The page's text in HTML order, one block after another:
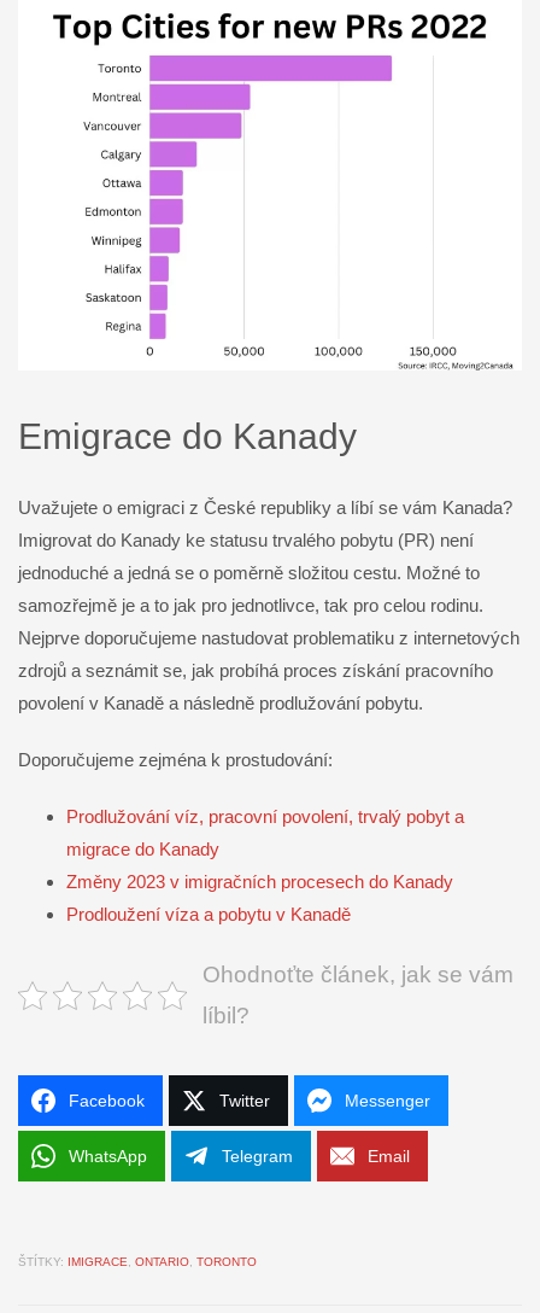
Emigrace do Kanady
Uvažujete o emigraci z České republiky a líbí se vám Kanada?
Imigrovat do Kanady ke statusu trvalého pobytu (PR) není
jednoduché a jedná se o poměrně složitou cestu. Možné to
samozřejmě je a to jak pro jednotlivce, tak pro celou rodinu.
Nejprve doporučujeme nastudovat problematiku z internetových
zdrojů a seznámit se, jak probíhá proces získání pracovního
povolení v Kanadě a následně prodlužování pobytu.
Doporučujeme zejména k prostudování:
Prodlužování víz, pracovní povolení, trvalý pobyt a
migrace do Kanady
Změny 2023 v imigračních procesech do Kanady
Prodloužení víza a pobytu v Kanadě
Ohodnoťte článek, jak se vám
líbil?
Facebook Twitter Messenger
WhatsApp Telegram Email
ŠTÍTKY: IMIGRACE ONTARIO TORONTO